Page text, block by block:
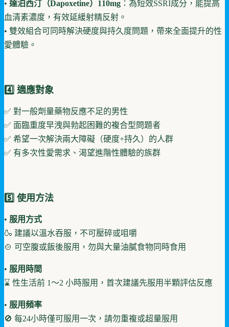
• 達泊西汀（Dapoxetine）110mg ：為短效SSRI成分，能提高
血清素濃度，有效延緩射精反射。
• 雙效組合可同時解決硬度與持久度問題，帶來全面提升的性
愛體驗。
4️⃣ 適應對象
✅ 對一般劑量藥物反應不足的男性
✅ 面臨重度早洩與勃起困難的複合型問題者
✅ 希望一次解決兩大障礙（硬度+持久）的人群
✅ 有多次性愛需求、渴望進階性體驗的族群
5️⃣ 使用方法
• 服用方式
🍶 建議以溫水吞服，不可壓碎或咀嚼
🍲 可空腹或飯後服用，勿與大量油膩食物同時食用
• 服用時間
⌛ 性生活前 1～2 小時服用，首次建議先服用半顆評估反應
• 服用頻率
🚫 每24小時僅可服用一次，請勿重複或超量服用